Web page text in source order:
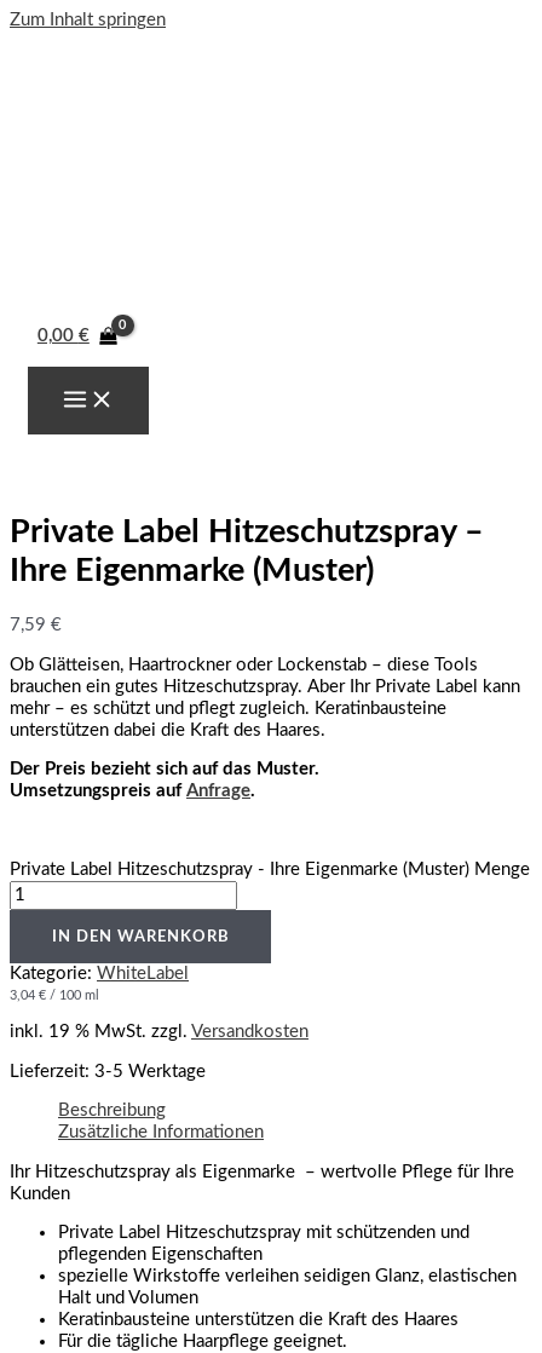
Zum Inhalt springen
0,00 €
Private Label Hitzeschutzspray –
Ihre Eigenmarke (Muster)
7,59 €
Ob Glätteisen, Haartrockner oder Lockenstab – diese Tools
brauchen ein gutes Hitzeschutzspray. Aber Ihr Private Label kann
mehr – es schützt und pflegt zugleich. Keratinbausteine
unterstützen dabei die Kraft des Haares.
Der Preis bezieht sich auf das Muster.
Umsetzungspreis auf Anfrage.
Private Label Hitzeschutzspray - Ihre Eigenmarke (Muster) Menge
IN DEN WARENKORB
Kategorie: WhiteLabel
3,04 € / 100 ml
inkl. 19 % MwSt. zzgl. Versandkosten
Lieferzeit: 3-5 Werktage
Beschreibung
Zusätzliche Informationen
Ihr Hitzeschutzspray als Eigenmarke – wertvolle Pflege für Ihre
Kunden
Private Label Hitzeschutzspray mit schützenden und
pflegenden Eigenschaften
spezielle Wirkstoffe verleihen seidigen Glanz, elastischen
Halt und Volumen
Keratinbausteine unterstützen die Kraft des Haares
Für die tägliche Haarpflege geeignet.